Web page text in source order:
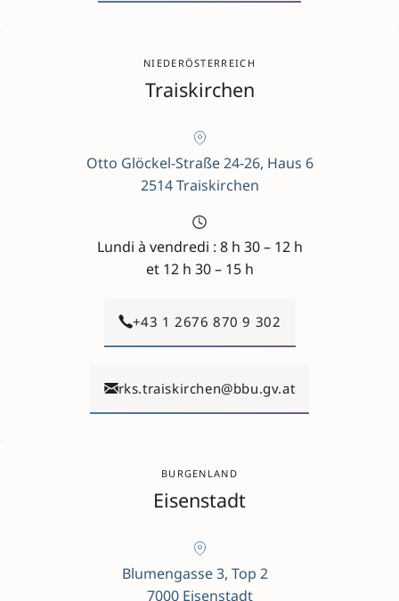
NIEDERÖSTERREICH
Traiskirchen
Otto Glöckel-Straße 24-26, Haus 6
2514 Traiskirchen
Lundi à vendredi : 8 h 30 – 12 h
et 12 h 30 – 15 h
+43 1 2676 870 9 302
rks.traiskirchen@bbu.gv.at
BURGENLAND
Eisenstadt
Blumengasse 3, Top 2
7000 Eisenstadt